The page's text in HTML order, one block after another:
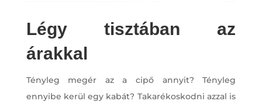
Légy tisztában az
árakkal
Tényleg megér az a cipő annyit? Tényleg
ennyibe kerül egy kabát? Takarékoskodni azzal is